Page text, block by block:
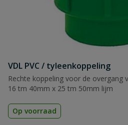
Beoordeling
Beoordeling versturen
VDL PVC / tyleenkoppeling
Rechte koppeling voor de overgang
16 tm 40mm x 25 tm 50mm lijm
Op voorraad